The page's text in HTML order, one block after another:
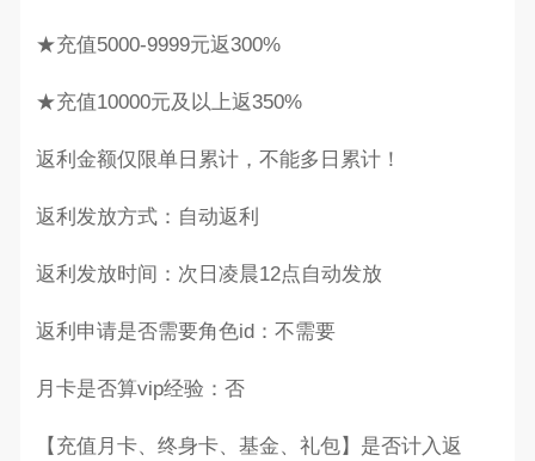
★充值5000-9999元返300%
★充值10000元及以上返350%
返利金额仅限单日累计，不能多日累计！
返利发放方式：自动返利
返利发放时间：次日凌晨12点自动发放
返利申请是否需要角色id：不需要
月卡是否算vip经验：否
【充值月卡、终身卡、基金、礼包】是否计入返